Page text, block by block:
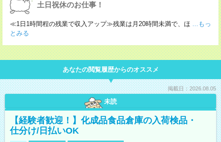
土日祝休のお仕事！
≪1日1時間程の残業で収入アップ≫残業は月20時間未満で、ほ ...もっ
とみる
あなたの閲覧履歴からのオススメ
掲載日：2026.08.05
未読
【経験者歓迎！】化成品食品倉庫の入荷検品・
仕分け/日払いOK